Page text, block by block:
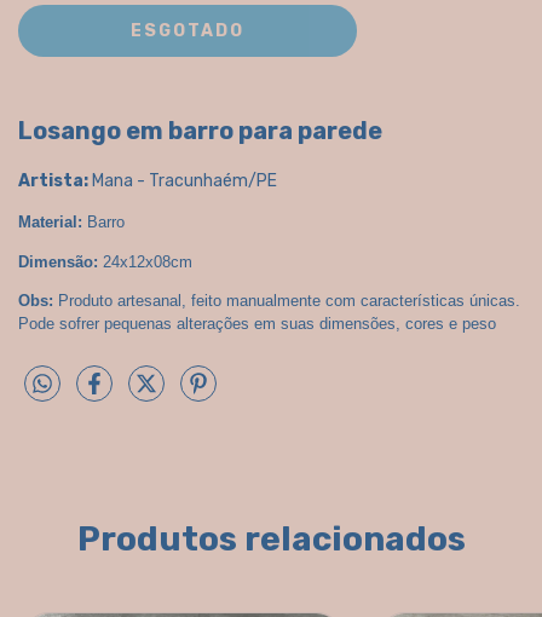
Losango em barro para parede
Artista: Mana - Tracunhaém/PE
Material: Barro
Dimensão: 24x12x08cm
Obs: Produto artesanal, feito manualmente com características únicas.
Pode sofrer pequenas alterações em suas dimensões, cores e peso
Produtos relacionados